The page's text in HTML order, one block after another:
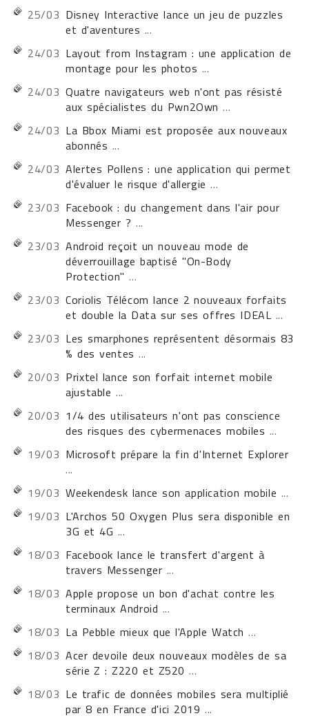
25/03 Disney Interactive lance un jeu de puzzles
et d'aventures ...
24/03 Layout from Instagram : une application de
montage pour les photos ...
24/03 Quatre navigateurs web n'ont pas résisté
aux spécialistes du Pwn2Own ...
24/03 La Bbox Miami est proposée aux nouveaux
abonnés ...
24/03 Alertes Pollens : une application qui permet
d'évaluer le risque d'allergie...
23/03 Facebook : du changement dans l'air pour
Messenger ? ...
23/03 Android reçoit un nouveau mode de
déverrouillage baptisé "On-Body
Protection" ...
23/03 Coriolis Télécom lance 2 nouveaux forfaits
et double la Data sur ses offres IDEAL ...
23/03 Les smarphones représentent désormais 83
% des ventes ...
20/03 Prixtel lance son forfait internet mobile
ajustable ...
20/03 1/4 des utilisateurs n'ont pas conscience
des risques des cybermenaces mobiles ...
19/03 Microsoft prépare la fin d'Internet Explorer
...
19/03 Weekendesk lance son application mobile ...
19/03 L'Archos 50 Oxygen Plus sera disponible en
3G et 4G ...
18/03 Facebook lance le transfert d'argent à
travers Messenger ...
18/03 Apple propose un bon d'achat contre les
terminaux Android ...
18/03 La Pebble mieux que l'Apple Watch ...
18/03 Acer devoile deux nouveaux modèles de sa
série Z : Z220 et Z520 ...
18/03 Le trafic de données mobiles sera multiplié
par 8 en France d'ici 2019 ...